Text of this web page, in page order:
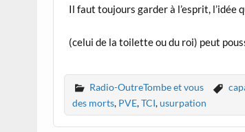
Il faut toujours garder à l’esprit, l’idée
(celui de la toilette ou du roi) peut
Radio-OutreTombe et vous
des morts, PVE,TCI,usurpation